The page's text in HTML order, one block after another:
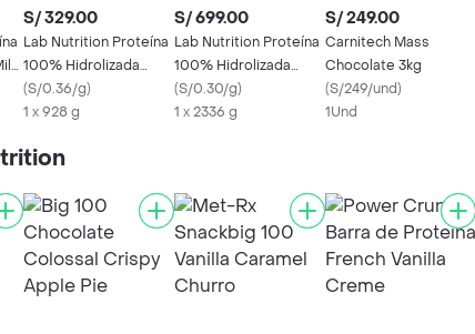
S/ 329.00
Lab Nutrition Proteína
100% Hidrolizada
Cookies & Cream
(S/0.36/g)
1 x 928 g
S/ 699.00
Lab Nutrition Proteína
100% Hidrolizada
Cookies & Cream
(S/0.30/g)
1 x 2336 g
S/ 249.00
Carnitech Mass
Chocolate 3kg
(S/249/und)
1Und